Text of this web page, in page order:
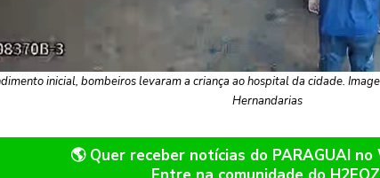
inicial, bombeiros levaram a criança ao hospital da cidade.
Hernandarias
🌎 Quer receber notícias do PARAGUAI